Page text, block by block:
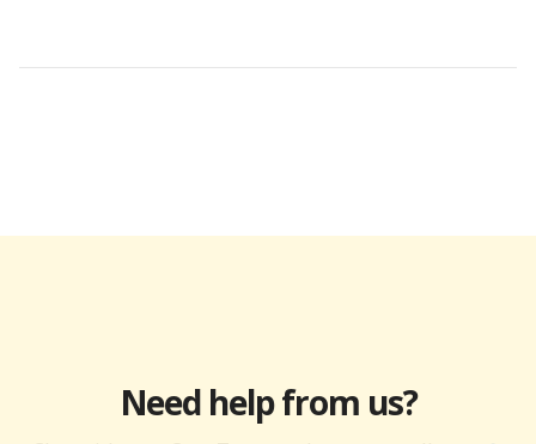
Need help from us?